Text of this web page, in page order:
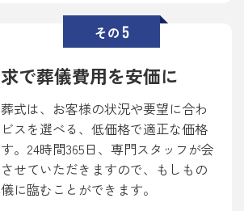
その5
で葬儀費用を安価に
式は、お客様の状況や要望に合わ
スを選べる、低価格で適正な価格
。24時間365日、専門スタッフが会
せていただきますので、もしもの
に臨むことができます。